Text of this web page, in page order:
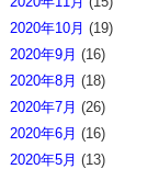
2020年10月 (19)
2020年9月 (16)
2020年8月 (18)
2020年7月 (26)
2020年6月 (16)
2020年5月 (13)